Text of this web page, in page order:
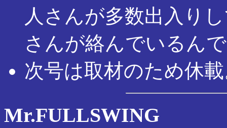
人さんが多数出入り
さんが絡んでいるん
次号は取材のため休
Mr.FULLSWING